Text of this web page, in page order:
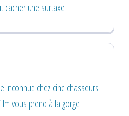
cacher une surtaxe
inconnue chez cinq chasseurs
vous prend à la gorge